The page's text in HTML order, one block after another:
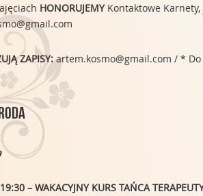
HONORUJEMYKontaktowe Karnety,
ZAPISY:artem.kosmo@gmail.com / *
– WAKACYJNY KURS TAŃCA